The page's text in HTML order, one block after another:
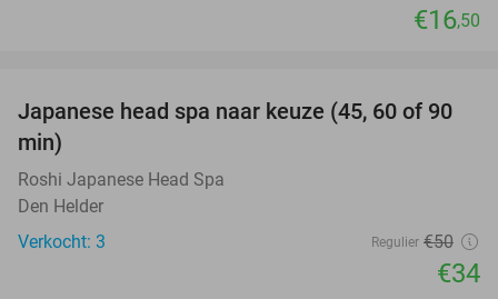
€16,50
32%
TODAY
Japanese head spa naar keuze (45, 60 of 90
min)
Roshi Japanese Head Spa
Den Helder
Verkocht: 3
Regulier €50
€34